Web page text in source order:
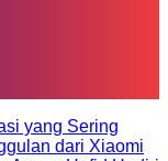
yang Sering
dari Xiaomi